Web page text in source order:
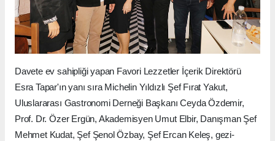
Davete ev sahipliği yapan Favori Lezzetler İçerik Direktörü
Esra Tapar'ın yanı sıra Michelin Yıldızlı Şef Fırat Yakut,
Uluslararası Gastronomi Derneği Başkanı Ceyda Özdemir,
Prof. Dr. Özer Ergün, Akademisyen Umut Elbir, Danışman Şef
Mehmet Kudat, Şef Şenol Özbay, Şef Ercan Keleş, gezi-